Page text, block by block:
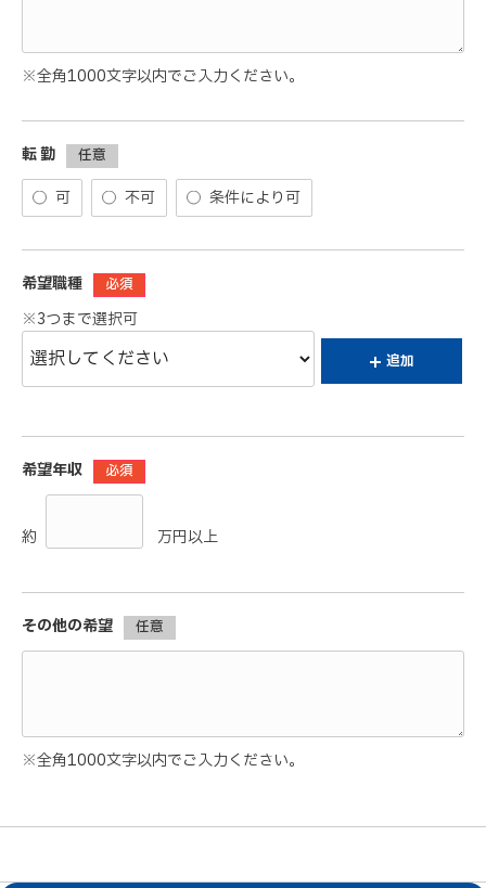
※全角1000文字以内でご入力ください。
転 勤 任意
可 不可 条件により可
希望職種 必須
※3つまで選択可
追加
希望年収 必須
約 万円以上
その他の希望 任意
※全角1000文字以内でご入力ください。